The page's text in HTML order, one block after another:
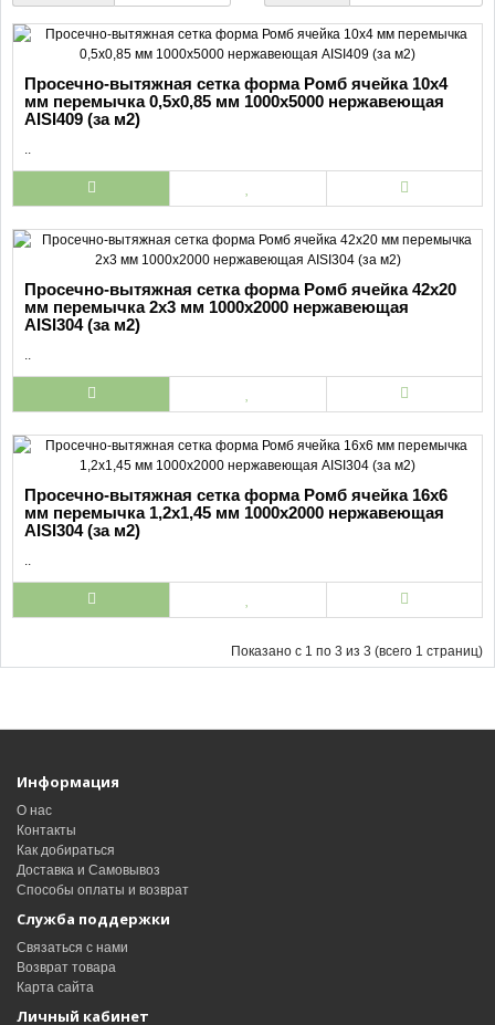
Просечно-вытяжная сетка форма Ромб ячейка 10х4
мм перемычка 0,5х0,85 мм 1000х5000 нержавеющая
AISI409 (за м2)
..
Просечно-вытяжная сетка форма Ромб ячейка 42х20
мм перемычка 2х3 мм 1000х2000 нержавеющая
AISI304 (за м2)
..
Просечно-вытяжная сетка форма Ромб ячейка 16х6
мм перемычка 1,2х1,45 мм 1000х2000 нержавеющая
AISI304 (за м2)
..
Показано с 1 по 3 из 3 (всего 1 страниц)
Информация
О нас
Контакты
Как добираться
Доставка и Самовывоз
Способы оплаты и возврат
Служба поддержки
Связаться с нами
Возврат товара
Карта сайта
Личный кабинет